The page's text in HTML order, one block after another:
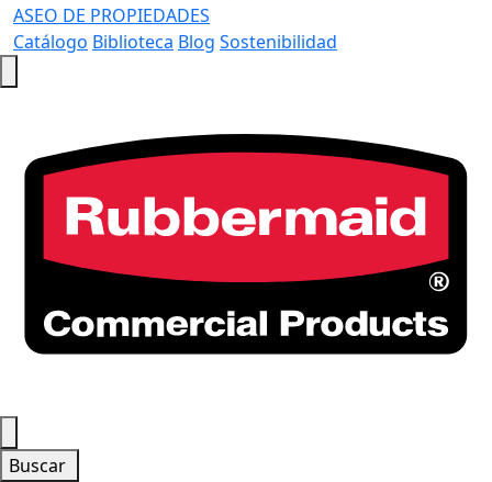
ASEO DE PROPIEDADES
Catálogo Biblioteca Blog Sostenibilidad
Buscar